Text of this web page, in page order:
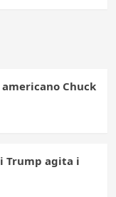
Chuck
Trump agita i